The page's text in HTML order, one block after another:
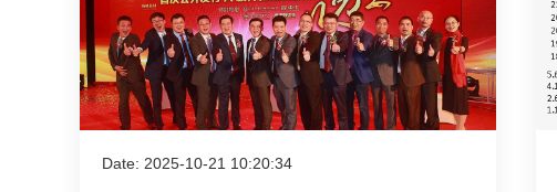
Date: 2025-10-21 10:20:34